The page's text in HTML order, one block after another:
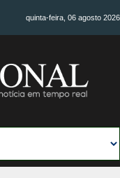
quinta-feira, 06 agosto 2026